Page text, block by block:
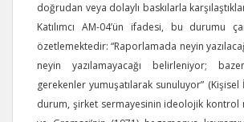
doğrudan veya dolaylı baskılarla
Katılımcı AM-04’ün ifadesi, bu durumu
özetlemektedir: “Raporlamada neyin
neyin yazılamayacağı belirleniyor;
gerekenler yumuşatılarak sunuluyor” (Kişisel
durum, şirket sermayesinin ideolojik kontrol